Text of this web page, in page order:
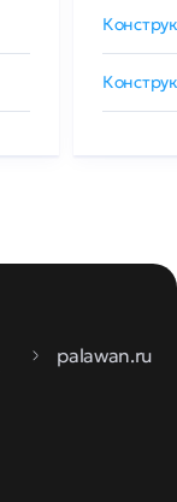
palawan.ru